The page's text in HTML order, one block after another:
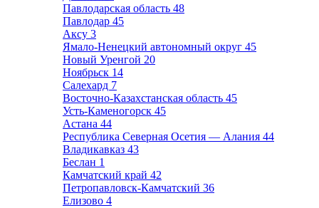
Павлодарская область 48
Павлодар 45
Аксу 3
Ямало-Ненецкий автономный округ 45
Новый Уренгой 20
Ноябрьск 14
Салехард 7
Восточно-Казахстанская область 45
Усть-Каменогорск 45
Астана 44
Республика Северная Осетия — Алания 44
Владикавказ 43
Беслан 1
Камчатский край 42
Петропавловск-Камчатский 36
Елизово 4